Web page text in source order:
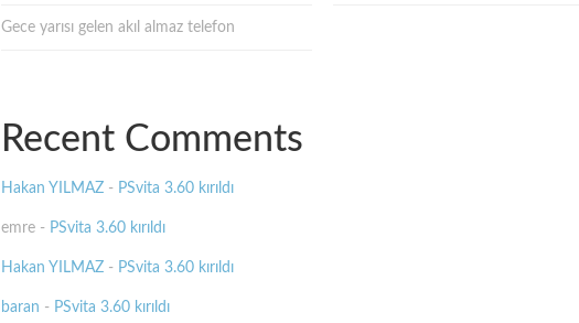
Gece yarısı gelen akıl almaz telefon
Recent Comments
Hakan YILMAZ - PSvita 3.60 kırıldı
emre - PSvita 3.60 kırıldı
Hakan YILMAZ - PSvita 3.60 kırıldı
baran - PSvita 3.60 kırıldı